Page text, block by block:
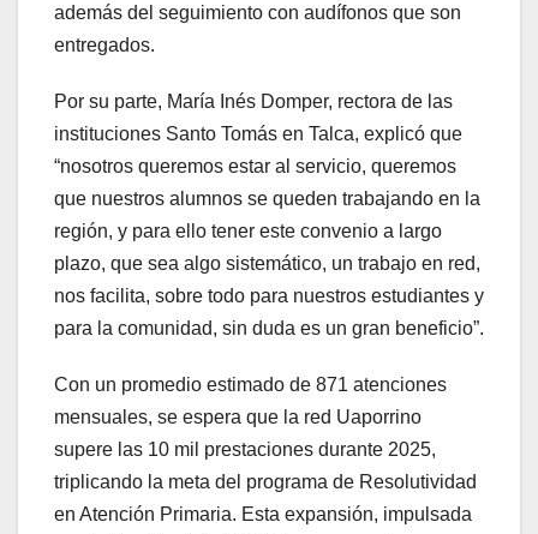
además del seguimiento con audífonos que son
entregados.
Por su parte, María Inés Domper, rectora de las
instituciones Santo Tomás en Talca, explicó que
“nosotros queremos estar al servicio, queremos
que nuestros alumnos se queden trabajando en la
región, y para ello tener este convenio a largo
plazo, que sea algo sistemático, un trabajo en red,
nos facilita, sobre todo para nuestros estudiantes y
para la comunidad, sin duda es un gran beneficio”.
Con un promedio estimado de 871 atenciones
mensuales, se espera que la red Uaporrino
supere las 10 mil prestaciones durante 2025,
triplicando la meta del programa de Resolutividad
en Atención Primaria. Esta expansión, impulsada